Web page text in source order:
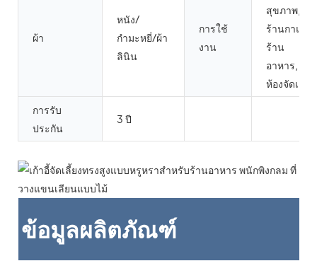
ผ้า
หนัง/
กำมะหยี่/ผ้า
ลินิน
การใช้
งาน
สุขภาพ,
ร้านกาแฟ,
ร้าน
อาหาร,
ห้องจัดเลี้ยง
การรับ
ประกัน
3 ปี
ข้อมูลผลิตภัณฑ์